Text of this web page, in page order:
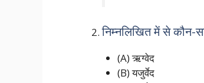
निम्नलिखित में से कौन-
(A) ऋग्वेद
(B) यजुर्वेद